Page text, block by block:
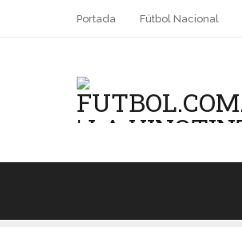
Portada Fútbol Nacional